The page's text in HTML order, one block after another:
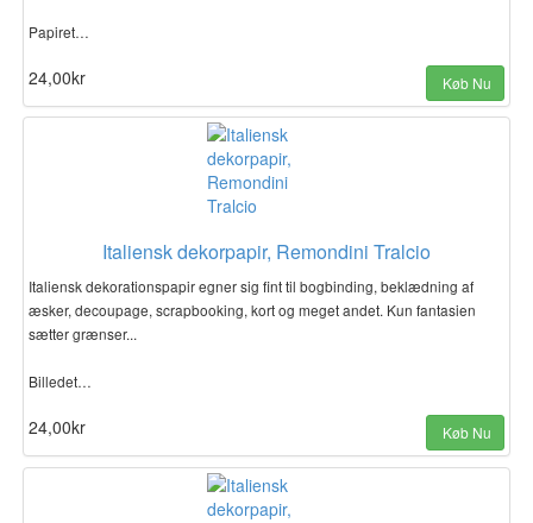
Papiret…
24,00kr Køb Nu
Italiensk dekorpapir, Remondini Tralcio
Italiensk dekorationspapir egner sig fint til bogbinding, beklædning af
æsker, decoupage, scrapbooking, kort og meget andet. Kun fantasien
sætter grænser...
Billedet…
24,00kr Køb Nu